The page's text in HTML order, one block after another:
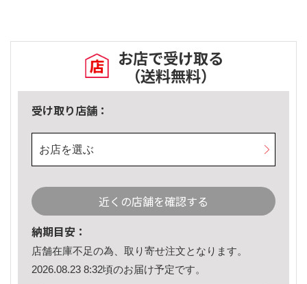
お店で受け取る
（送料無料）
受け取り店舗：
お店を選ぶ
近くの店舗を確認する
納期目安：
店舗在庫不足の為、取り寄せ注文となります。
2026.08.23 8:32頃のお届け予定です。